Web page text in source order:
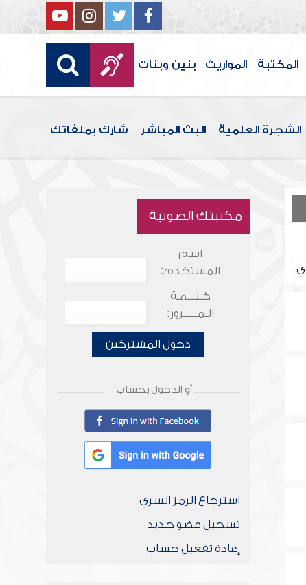
المكتبة المواريث بنين وبنات
الشجرة العلمية البث المباشر شارك بملفاتك
ي
مكتبتك الصوتية
اسم
المستخدم:
كـلـــمـة
الـمـــــرور:
دخول المشتركين
أو الدخول بحساب
استرجاع الرمز السري
تسجيل عضو جديد
إعادة تفعيل حساب